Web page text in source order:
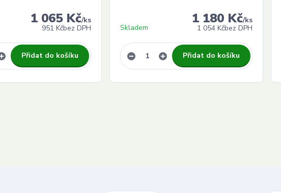
1 065 Kč/ks
951 Kčbez DPH
Přidat do košíku
1 180 Kč/ks
1 054 Kčbez DPH
Skladem
Přidat do košíku